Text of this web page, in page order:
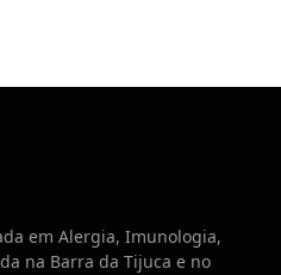
em Alergia, Imunologia,
na Barra da Tijuca e no